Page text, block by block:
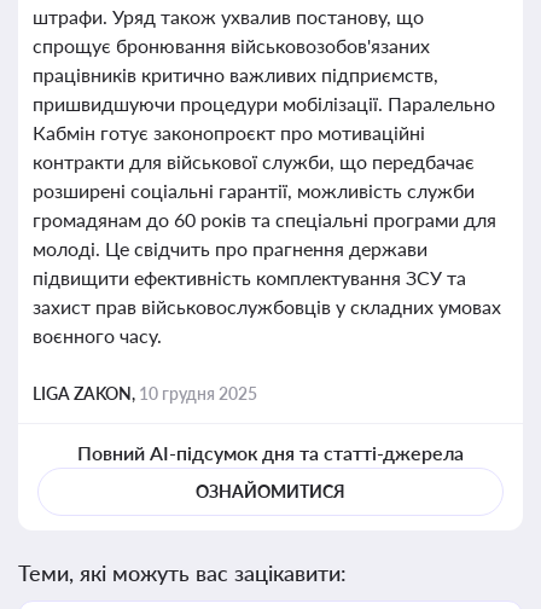
штрафи. Уряд також ухвалив постанову, що
спрощує бронювання військовозобов'язаних
працівників критично важливих підприємств,
пришвидшуючи процедури мобілізації. Паралельно
Кабмін готує законопроєкт про мотиваційні
контракти для військової служби, що передбачає
розширені соціальні гарантії, можливість служби
громадянам до 60 років та спеціальні програми для
молоді. Це свідчить про прагнення держави
підвищити ефективність комплектування ЗСУ та
захист прав військовослужбовців у складних умовах
воєнного часу.
LIGA ZAKON, 10 грудня 2025
Повний AI-підсумок дня та статті-джерела
ОЗНАЙОМИТИСЯ
Теми, які можуть вас зацікавити: